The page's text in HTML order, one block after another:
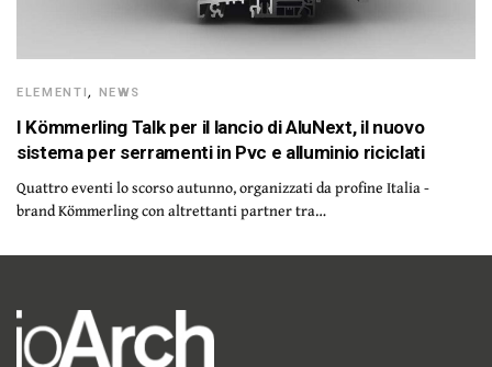
ELEMENTI, NEWS
I Kömmerling Talk per il lancio di AluNext, il nuovo
sistema per serramenti in Pvc e alluminio riciclati
Quattro eventi lo scorso autunno, organizzati da profine Italia -
brand Kömmerling con altrettanti partner tra…